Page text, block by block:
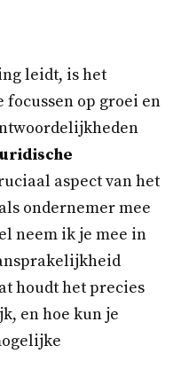
leidt, is het
focussen op groei en
aspect van het
ondernemer mee
neem ik je mee in
houdt het precies
en hoe kun je